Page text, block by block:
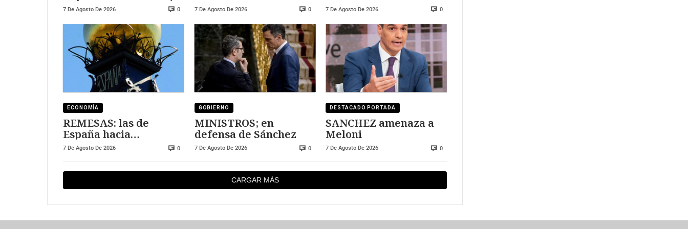
al sector tecnológico
7 De Agosto De 2026 0 DUREZA
7 De Agosto De 2026 0 convertibles
7 De Agosto De 2026 0
ECONOMÍA
REMESAS: las de
España hacia
Marruecos se han
7 De Agosto De 2026 0
GOBIERNO
MINISTROS; en
defensa de Sánchez
7 De Agosto De 2026 0
DESTACADO PORTADA
SANCHEZ amenaza a
Meloni
7 De Agosto De 2026 0
CARGAR MÁS